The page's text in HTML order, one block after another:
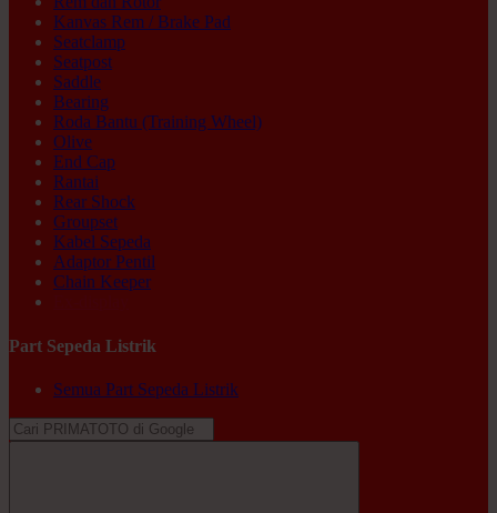
Kanvas Rem / Brake Pad
Seatclamp
Seatpost
Saddle
Bearing
Roda Bantu (Training Wheel)
Olive
End Cap
Rantai
Rear Shock
Groupset
Kabel Sepeda
Adaptor Pentil
Chain Keeper
Part Sepeda Listrik
Semua Part Sepeda Listrik